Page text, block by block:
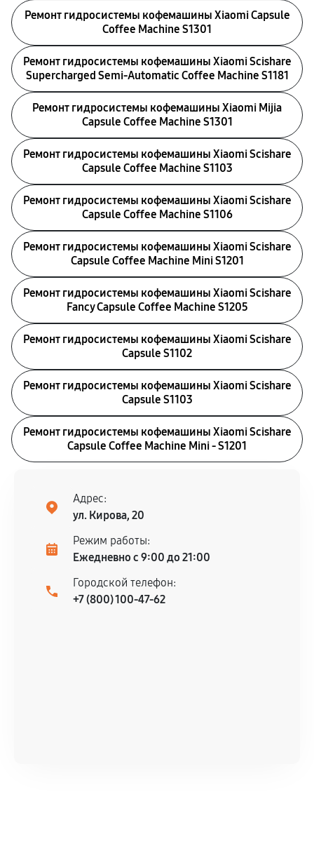
Ремонт гидросистемы кофемашины Xiaomi Capsule
Coffee Machine S1301
Ремонт гидросистемы кофемашины Xiaomi Scishare
Supercharged Semi‑Automatic Coffee Machine S1181
Ремонт гидросистемы кофемашины Xiaomi Mijia
Capsule Coffee Machine S1301
Ремонт гидросистемы кофемашины Xiaomi Scishare
Capsule Coffee Machine S1103
Ремонт гидросистемы кофемашины Xiaomi Scishare
Capsule Coffee Machine S1106
Ремонт гидросистемы кофемашины Xiaomi Scishare
Capsule Coffee Machine Mini S1201
Ремонт гидросистемы кофемашины Xiaomi Scishare
Fancy Capsule Coffee Machine S1205
Ремонт гидросистемы кофемашины Xiaomi Scishare
Capsule S1102
Ремонт гидросистемы кофемашины Xiaomi Scishare
Capsule S1103
Ремонт гидросистемы кофемашины Xiaomi Scishare
Capsule Coffee Machine Mini - S1201
Адрес:
ул. Кирова, 20
Режим работы:
Ежедневно с 9:00 до 21:00
Городской телефон:
+7 (800) 100-47-62